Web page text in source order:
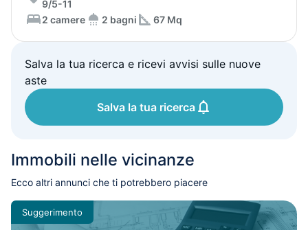
9/5-11
2 camere
2 bagni 67 Mq
Salva la tua ricerca e ricevi avvisi sulle nuove
aste
Salva la tua ricerca
Immobili nelle vicinanze
Ecco altri annunci che ti potrebbero piacere
Suggerimento